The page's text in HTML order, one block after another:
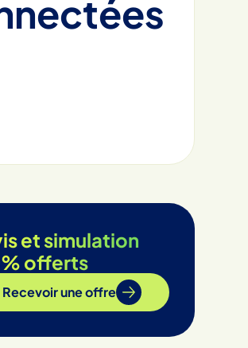
et simulation
offerts
Recevoir une offre